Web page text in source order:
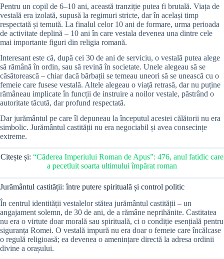
Pentru un copil de 6–10 ani, această tranziție putea fi brutală. Viața de
vestală era izolată, supusă la regimuri stricte, dar în același timp
respectată și temută. La finalul celor 10 ani de formare, urma perioada
de activitate deplină – 10 ani în care vestala devenea una dintre cele
mai importante figuri din religia romană.
Interesant este că, după cei 30 de ani de serviciu, o vestală putea alege
să rămână în ordin, sau să revină în societate. Unele alegeau să se
căsătorească – chiar dacă bărbații se temeau uneori să se unească cu o
femeie care fusese vestală. Altele alegeau o viață retrasă, dar nu puține
rămâneau implicate în funcții de instruire a noilor vestale, păstrând o
autoritate tăcută, dar profund respectată.
Dar jurământul pe care îl depuneau la începutul acestei călătorii nu era
simbolic. Jurământul castității nu era negociabil și avea consecințe
extreme.
Citește și: “Căderea Imperiului Roman de Apus”: 476, anul fatidic care
a pecetluit soarta ultimului împărat roman
Jurământul castității: între putere spirituală și control politic
În centrul identității vestalelor stătea jurământul castității – un
angajament solemn, de 30 de ani, de a rămâne neprihănite. Castitatea
nu era o virtute doar morală sau spirituală, ci o condiție esențială pentru
siguranța Romei. O vestală impură nu era doar o femeie care încălcase
o regulă religioasă; ea devenea o amenințare directă la adresa ordinii
divine a orașului.